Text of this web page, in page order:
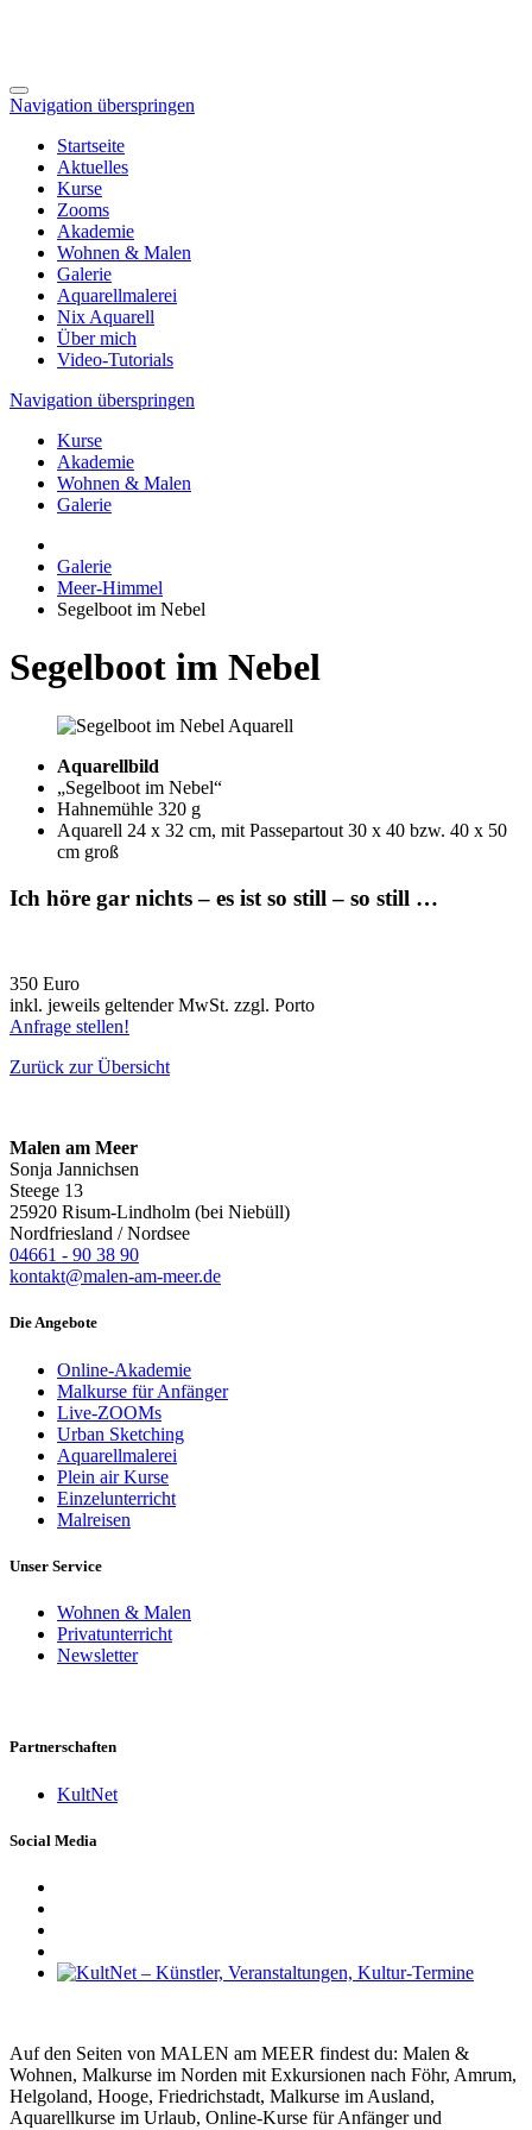
Navigation überspringen
Startseite
Aktuelles
Kurse
Zooms
Akademie
Wohnen & Malen
Galerie
Aquarellmalerei
Nix Aquarell
Über mich
Video-Tutorials
Navigation überspringen
Kurse
Akademie
Wohnen & Malen
Galerie
Galerie
Meer-Himmel
Segelboot im Nebel
Segelboot im Nebel
Aquarellbild
„Segelboot im Nebel“
Hahnemühle 320 g
Aquarell 24 x 32 cm, mit Passepartout 30 x 40 bzw. 40 x 50
cm groß
Ich höre gar nichts – es ist so still – so still …
350 Euro
inkl. jeweils geltender MwSt. zzgl. Porto
Anfrage stellen!
Zurück zur Übersicht
Malen am Meer
Sonja Jannichsen
Steege 13
25920 Risum-Lindholm (bei Niebüll)
Nordfriesland / Nordsee
04661 - 90 38 90
kontakt@malen-am-meer.de
Die Angebote
Online-Akademie
Malkurse für Anfänger
Live-ZOOMs
Urban Sketching
Aquarellmalerei
Plein air Kurse
Einzelunterricht
Malreisen
Unser Service
Wohnen & Malen
Privatunterricht
Newsletter
Partnerschaften
KultNet
Social Media
Auf den Seiten von MALEN am MEER findest du: Malen &
Wohnen, Malkurse im Norden mit Exkursionen nach Föhr, Amrum,
Helgoland, Hooge, Friedrichstadt, Malkurse im Ausland,
Aquarellkurse im Urlaub, Online-Kurse für Anfänger und